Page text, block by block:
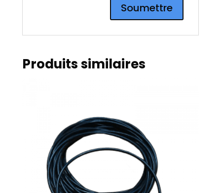
Produits similaires